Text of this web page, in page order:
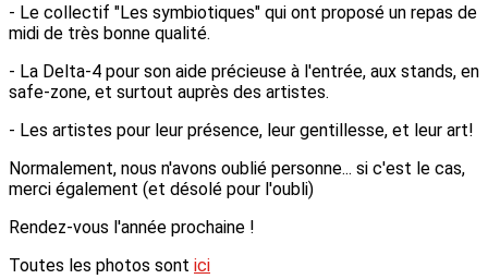
- Le collectif "Les symbiotiques" qui ont proposé un repas de
midi de très bonne qualité.
- La Delta-4 pour son aide précieuse à l'entrée, aux stands, en
safe-zone, et surtout auprès des artistes.
- Les artistes pour leur présence, leur gentillesse, et leur art!
Normalement, nous n'avons oublié personne... si c'est le cas,
merci également (et désolé pour l'oubli)
Rendez-vous l'année prochaine !
Toutes les photos sont ici